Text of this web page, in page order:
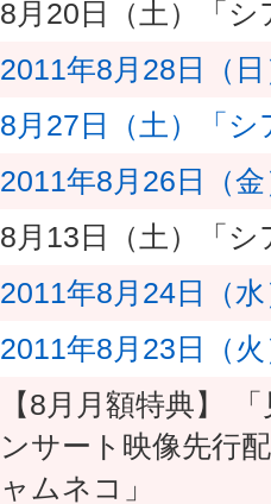
8月20日（土）「
2011年8月28日（
8月27日（土）「
2011年8月26日（
8月13日（土）「
2011年8月24日（
2011年8月23日（
【8月月額特典】
ンサート映像先行
ャムネコ」